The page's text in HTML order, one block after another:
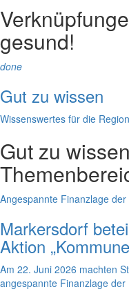
gesund!
done
Gut zu wissen
Wissenswertes für die Region
Gut zu wissen
Angespannte Finanzlage
Markersdorf
Aktion
Am 22. Juni 2026 machten
angespannte Finanzlage